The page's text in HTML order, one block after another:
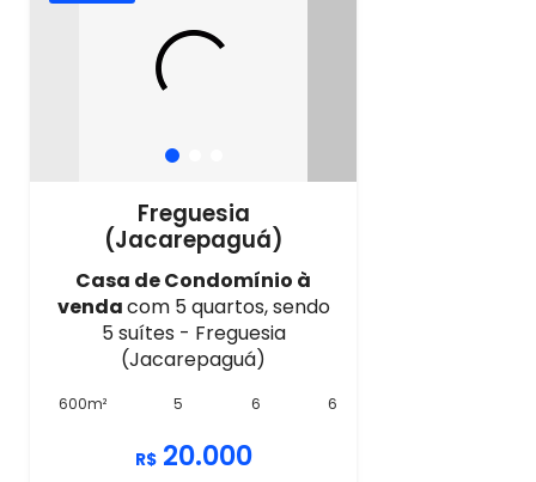
Freguesia
(Jacarepaguá)
Casa de Condomínio à
vendacom 5 quartos, sendo
5 suítes - Freguesia
(Jacarepaguá)
600m² 5 6 6
R$ 20.000